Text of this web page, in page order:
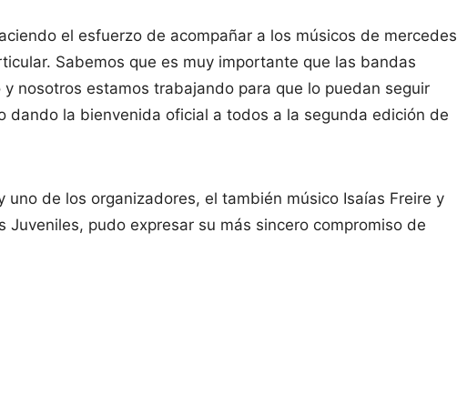
el esfuerzo de acompañar a los músicos de mercedes
Sabemos que es muy importante que las bandas
nosotros estamos trabajando para que lo puedan seguir
dando la bienvenida oficial a todos a la segunda edición de
de los organizadores, el también músico Isaías Freire y
pudo expresar su más sincero compromiso de